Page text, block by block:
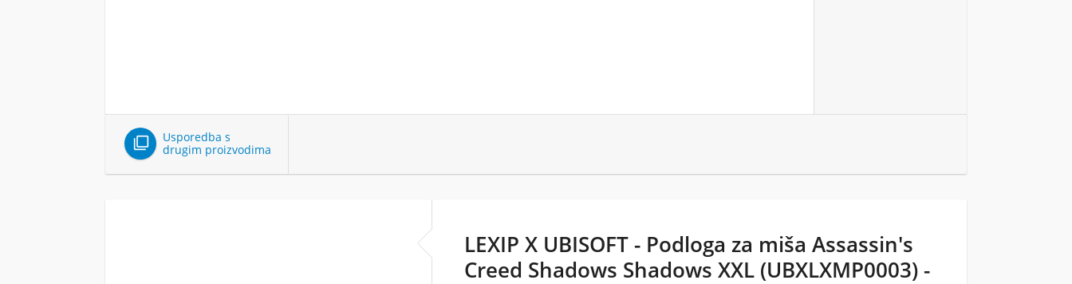

Usporedba s
drugim proizvodima
LEXIP X UBISOFT - Podloga za miša Assassin's
Creed Shadows Shadows XXL (UBXLXMP0003) -